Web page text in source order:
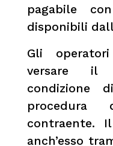
pagabile
disponibili
Gli
versare il
condizione
contraente.
anch’esso